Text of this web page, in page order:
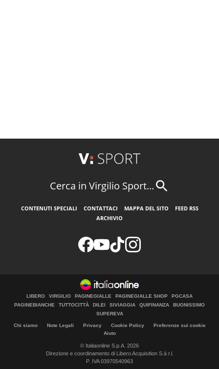
Cerca in Virgilio Sport...
CONTENUTI SPECIALI CONTATTACI MAPPA DEL SITO
FEED RSS
ARCHIVIO
LIBERO VIRGILIO PAGINEGIALLE PAGINEGIALLE SHOP
PGCASA
PAGINEBIANCHE
TUTTOCITTÀ DILEI SIVIAGGIA QUIFINANZA
BUONISSIMO
SUPEREVA
Chi siamo Note Legali Privacy Cookie Policy
Preferenze sui cookie
Aiuto
© Italiaonline S.p.A. 2026
Direzione e coordinamento di Libero Acquisition S.á r.l.
P. IVA 03970540963